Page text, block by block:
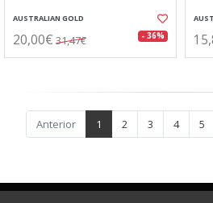
AUSTRALIAN GOLD
20,00€ 31,47€ - 36%
Anterior 1 2 3 4 5